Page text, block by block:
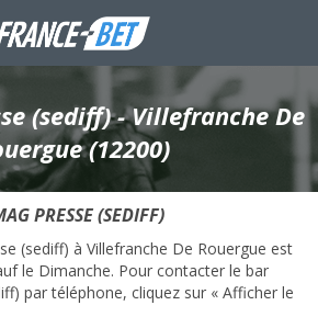
(sediff) - Villefranche De
(12200)
PRESSE (SEDIFF)
(sediff) à Villefranche De Rouergue est
le Dimanche. Pour contacter le bar
par téléphone, cliquez sur « Afficher le